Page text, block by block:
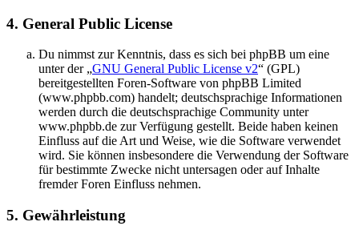
4. General Public License
Du nimmst zur Kenntnis, dass es sich bei phpBB um eine
unter der „GNU General Public License v2“ (GPL)
bereitgestellten Foren-Software von phpBB Limited
(www.phpbb.com) handelt; deutschsprachige Informationen
werden durch die deutschsprachige Community unter
www.phpbb.de zur Verfügung gestellt. Beide haben keinen
Einfluss auf die Art und Weise, wie die Software verwendet
wird. Sie können insbesondere die Verwendung der Software
für bestimmte Zwecke nicht untersagen oder auf Inhalte
fremder Foren Einfluss nehmen.
5. Gewährleistung